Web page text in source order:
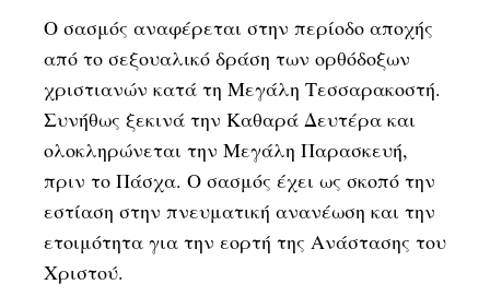
Ο σασμός αναφέρεται στην περίοδο αποχής
από το σεξουαλικό δράση των ορθόδοξων
χριστιανών κατά τη Μεγάλη Τεσσαρακοστή.
Συνήθως ξεκινά την Καθαρά Δευτέρα και
ολοκληρώνεται την Μεγάλη Παρασκευή,
πριν το Πάσχα. Ο σασμός έχει ως σκοπό την
εστίαση στην πνευματική ανανέωση και την
ετοιμότητα για την εορτή της Ανάστασης του
Χριστού.